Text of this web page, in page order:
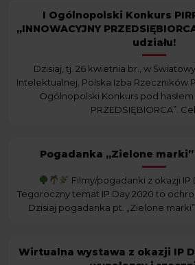
I Ogólnopolski Konkurs
„INNOWACYJNY
udziału!
Dzisiaj, tj. 26 kwietnia br., w
Intelektualnej, Polska Izba Rzeczników
Ogólnopolski Konkurs pod hasłem
PRZEDSIĘBIORCA”.
Pogadanka „Zielone marki”
Filmy/pogadanki z okazji IP
Tegoroczny temat IP Day 2020 to
Dzisiaj pogadanka pt. „Zielone marki”
Wirtualna wystawa z okazji IP